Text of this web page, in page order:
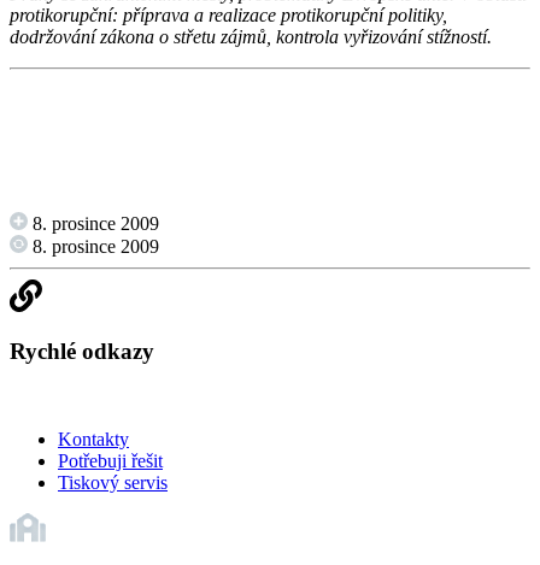
protikorupční: příprava a realizace protikorupční politiky,
dodržování zákona o střetu zájmů, kontrola vyřizování stížností.
8. prosince 2009
8. prosince 2009
Rychlé odkazy
Kontakty
Potřebuji řešit
Tiskový servis